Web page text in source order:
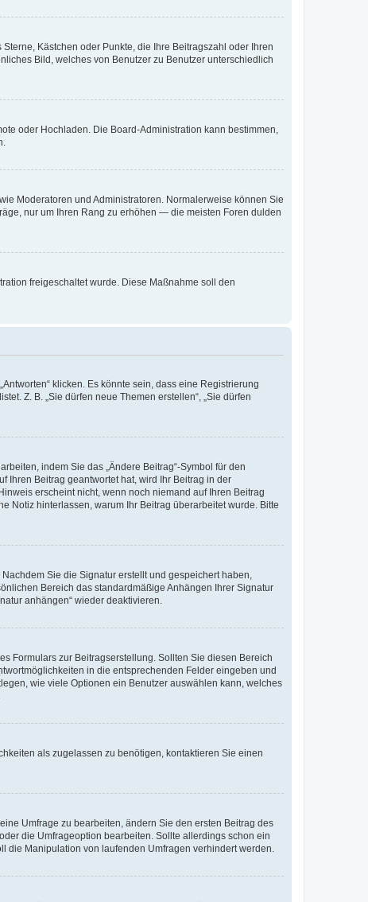
Kästchen oder Punkte, die Ihre Beitragszahl oder Ihren
Bild, welches von Benutzer zu Benutzer unterschiedlich
oder Hochladen. Die Board-Administration kann bestimmen,
Moderatoren und Administratoren. Normalerweise können Sie
nur um Ihren Rang zu erhöhen — die meisten Foren dulden
freigeschaltet wurde. Diese Maßnahme soll den
klicken. Es könnte sein, dass eine Registrierung
Z. B. „Sie dürfen neue Themen erstellen“, „Sie dürfen
indem Sie das „Ändere Beitrag“-Symbol für den
Ihren Beitrag geantwortet hat, wird Ihr Beitrag in der
erscheint nicht, wenn noch niemand auf Ihren Beitrag
Notiz hinterlassen, warum Ihr Beitrag überarbeitet wurde. Bitte
Sie die Signatur erstellt und gespeichert haben,
Bereich das standardmäßige Anhängen Ihrer Signatur
anhängen“ wieder deaktivieren.
Formulars zur Beitragserstellung. Sollten Sie diesen Bereich
in die entsprechenden Felder eingeben und
wie viele Optionen ein Benutzer auswählen kann, welches
als zugelassen zu benötigen, kontaktieren Sie einen
Umfrage zu bearbeiten, ändern Sie den ersten Beitrag des
die Umfrageoption bearbeiten. Sollte allerdings schon ein
die Manipulation von laufenden Umfragen verhindert werden.